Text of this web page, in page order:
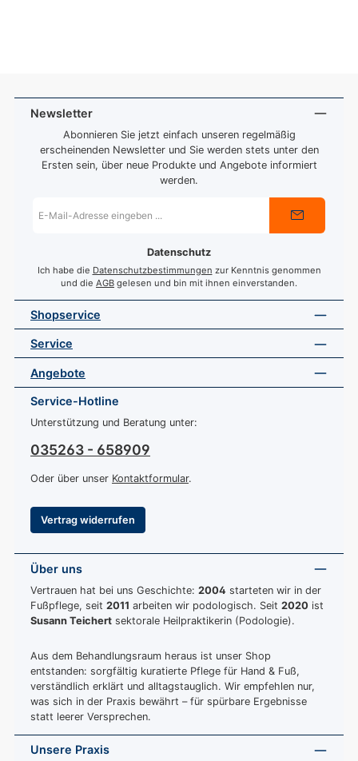
Newsletter
Abonnieren Sie jetzt einfach unseren regelmäßig
erscheinenden Newsletter und Sie werden stets unter den
Ersten sein, über neue Produkte und Angebote informiert
werden.
Mail-
Datenschutz
Ich habe die Datenschutzbestimmungen zur Kenntnis genommen
und die AGB gelesen und bin mit ihnen einverstanden.
Shopservice
Service
Angebote
Service-Hotline
Unterstützung und Beratung unter:
035263 - 658909
Oder über unser Kontaktformular.
Vertrag widerrufen
Über uns
Vertrauen hat bei uns Geschichte: 2004 starteten wir in der
Fußpflege, seit 2011 arbeiten wir podologisch. Seit 2020 ist
Susann Teichert sektorale Heilpraktikerin (Podologie).
Aus dem Behandlungsraum heraus ist unser Shop
entstanden: sorgfältig kuratierte Pflege für Hand & Fuß,
verständlich erklärt und alltagstauglich. Wir empfehlen nur,
was sich in der Praxis bewährt – für spürbare Ergebnisse
statt leerer Versprechen.
Unsere Praxis